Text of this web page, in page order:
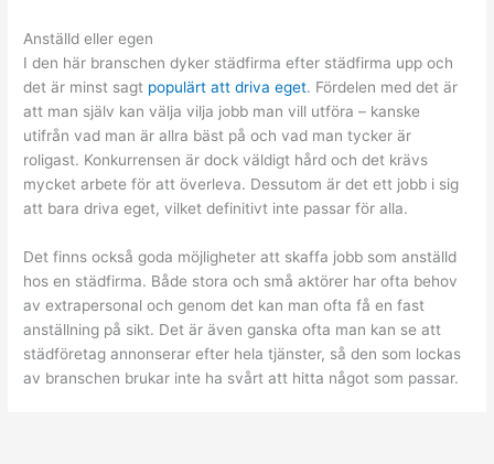
Anställd eller egen
I den här branschen dyker städfirma efter städfirma upp och
det är minst sagt populärt att driva eget. Fördelen med det är
att man själv kan välja vilja jobb man vill utföra – kanske
utifrån vad man är allra bäst på och vad man tycker är
roligast. Konkurrensen är dock väldigt hård och det krävs
mycket arbete för att överleva. Dessutom är det ett jobb i sig
att bara driva eget, vilket definitivt inte passar för alla.
Det finns också goda möjligheter att skaffa jobb som anställd
hos en städfirma. Både stora och små aktörer har ofta behov
av extrapersonal och genom det kan man ofta få en fast
anställning på sikt. Det är även ganska ofta man kan se att
städföretag annonserar efter hela tjänster, så den som lockas
av branschen brukar inte ha svårt att hitta något som passar.